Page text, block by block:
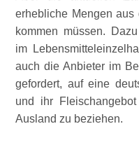
erhebliche Mengen
kommen müssen.
im
auch die Anbieter im
gefordert, auf eine
und ihr
Ausland zu beziehen.